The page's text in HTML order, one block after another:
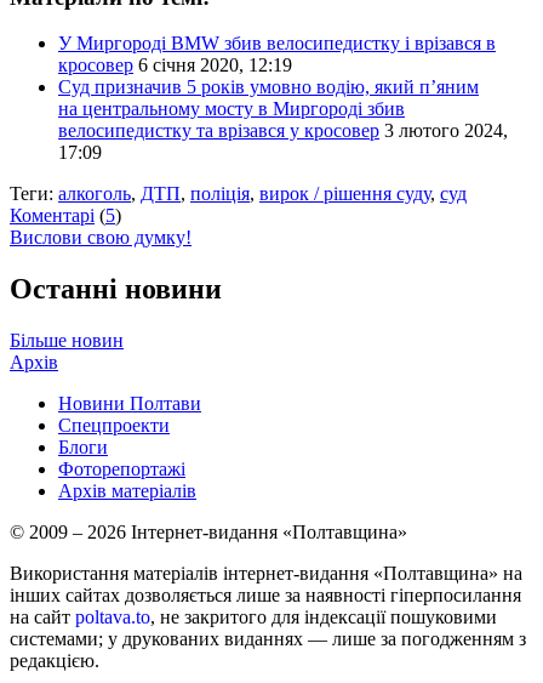
У Миргороді BMW збив велосипедистку і врізався в
кросовер 6 січня 2020, 12:19
Суд призначив 5 років умовно водію, який п’яним
на центральному мосту в Миргороді збив
велосипедистку та врізався у кросовер 3 лютого 2024,
17:09
Теги: алкоголь, ДТП, поліція, вирок / рішення суду, суд
Коментарі (5)
Вислови свою думку!
Останні новини
Більше новин
Архів
Новини Полтави
Спецпроекти
Блоги
Фоторепортажі
Архів матеріалів
© 2009 – 2026 Інтернет-видання «Полтавщина»
Використання матеріалів інтернет-видання «Полтавщина» на
інших сайтах дозволяється лише за наявності гіперпосилання
на сайт poltava.to, не закритого для індексації пошуковими
системами; у друкованих виданнях — лише за погодженням з
редакцією.